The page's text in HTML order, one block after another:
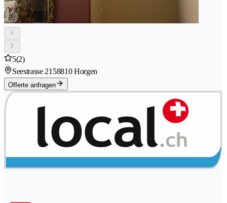
5(2)
Seestrasse 2158810 Horgen
Offerte anfragen